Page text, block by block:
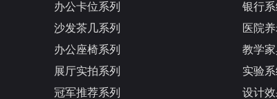
办公卡位系列
沙发茶几系列
办公座椅系列
展厅实拍系列
冠军推荐系列
银行系
医院
教学家
实验
设计